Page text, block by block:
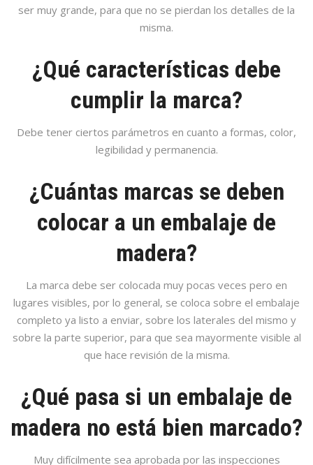
ser muy grande, para que no se pierdan los detalles de la
misma.
¿Qué características debe
cumplir la marca?
Debe tener ciertos parámetros en cuanto a formas, color,
legibilidad y permanencia.
¿Cuántas marcas se deben
colocar a un embalaje de
madera?
La marca debe ser colocada muy pocas veces pero en
lugares visibles, por lo general, se coloca sobre el embalaje
completo ya listo a enviar, sobre los laterales del mismo y
sobre la parte superior, para que sea mayormente visible al
que hace revisión de la misma.
¿Qué pasa si un embalaje de
madera no está bien marcado?
Muy difícilmente sea aprobada por las inspecciones